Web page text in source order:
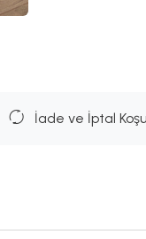
İade ve İptal